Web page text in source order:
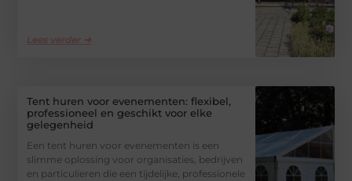
Lees verder ➜
Tent huren voor evenementen: flexibel,
professioneel en geschikt voor elke
gelegenheid
Een tent huren voor evenementen is een
slimme oplossing voor organisaties, bedrijven
en particulieren die een tijdelijke, professionele